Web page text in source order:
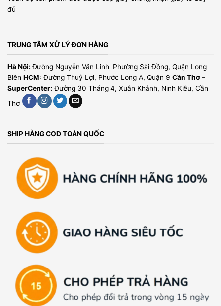
đủ
TRUNG TÂM XỬ LÝ ĐƠN HÀNG
Hà Nội:Đường Nguyễn Văn Linh, Phường Sài Đồng, Quận Long
Biên HCM: Đường Thuỷ Lợi, Phước Long A, Quận 9 Cần Thơ –
SuperCenter: Đường 30 Tháng 4, Xuân Khánh, Ninh Kiều, Cần
Thơ
SHIP HÀNG COD TOÀN QUỐC